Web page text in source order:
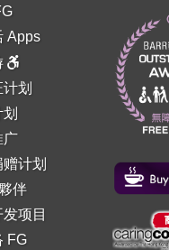
Apps
划
广
计划
伴
项目
FG